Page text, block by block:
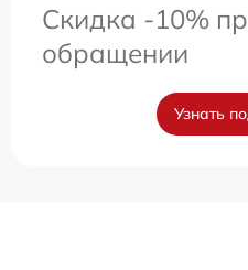
Скидка -10%
обращении
Узнать